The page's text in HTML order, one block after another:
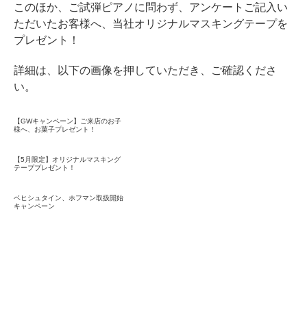
調律
修理
ピアノクリーニングと引越し
ピアノレンタル
このほか、ご試弾ピアノに問わず、アンケートご記入い
ただいたお客様へ、当社オリジナルマスキングテープを
プレゼント！
詳細は、以下の画像を押していただき、ご確認くださ
い。
【GWキャンペーン】ご来店のお子
様へ、お菓子プレゼント！
【5月限定】オリジナルマスキング
テーププレゼント！
ベヒシュタイン、ホフマン取扱開始
キャンペーン